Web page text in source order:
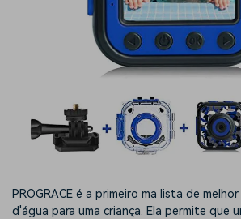
PROGRACE é a primeiro ma lista de
d'água para uma criança. Ela permite que